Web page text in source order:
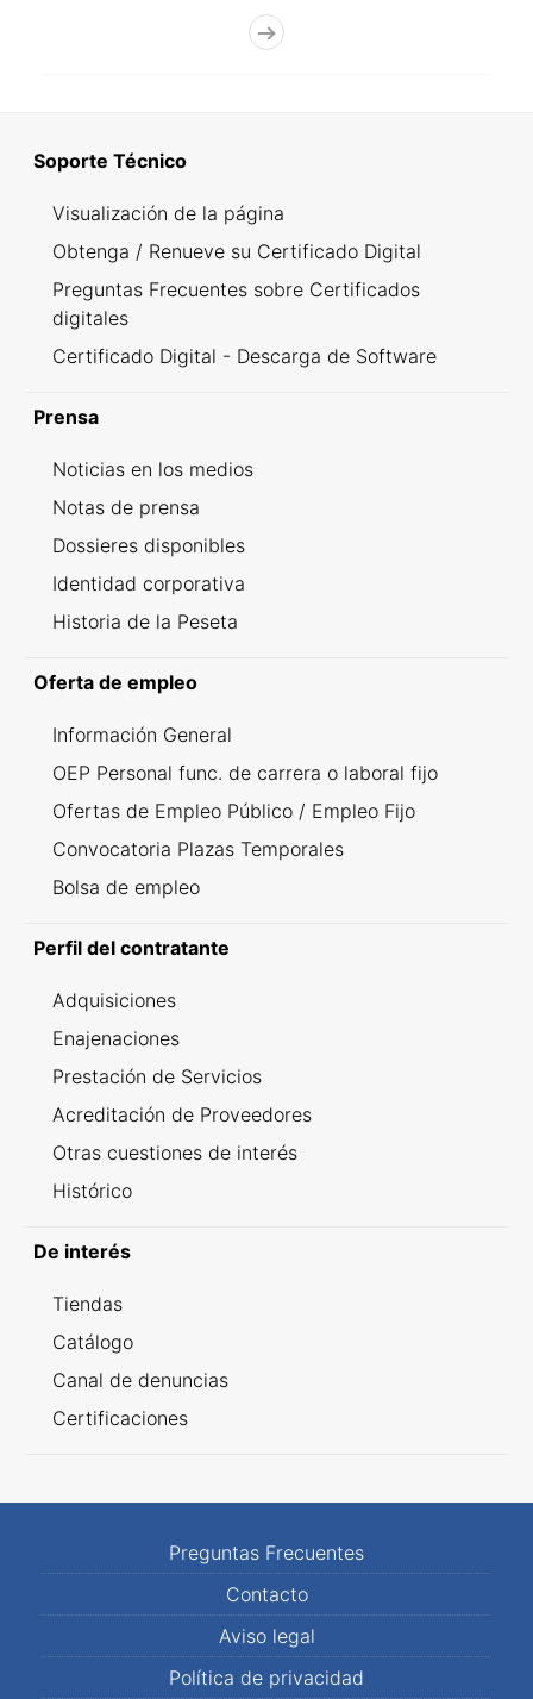
Soporte Técnico
Visualización de la página
Obtenga / Renueve su Certificado Digital
Preguntas Frecuentes sobre Certificados
digitales
Certificado Digital - Descarga de Software
Prensa
Noticias en los medios
Notas de prensa
Dossieres disponibles
Identidad corporativa
Historia de la Peseta
Oferta de empleo
Información General
OEP Personal func. de carrera o laboral fijo
Ofertas de Empleo Público / Empleo Fijo
Convocatoria Plazas Temporales
Bolsa de empleo
Perfil del contratante
Adquisiciones
Enajenaciones
Prestación de Servicios
Acreditación de Proveedores
Otras cuestiones de interés
Histórico
De interés
Tiendas
Catálogo
Canal de denuncias
Certificaciones
Preguntas Frecuentes
Contacto
Aviso legal
Política de privacidad